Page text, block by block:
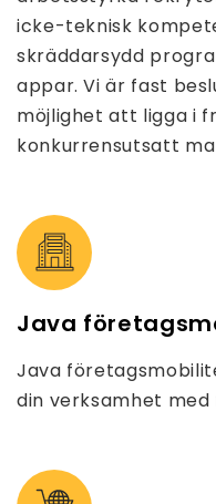
icke-teknisk
skräddarsydd
appar. Vi är fast
möjlighet att ligga i
konkurrensutsatt
Java
Java
din verksamhet